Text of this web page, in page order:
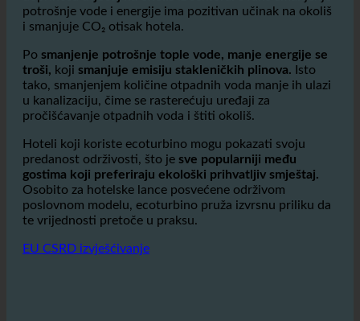
doprinosa utjecaj na okolišiz sektora. Svako smanjenje
potrošnje vode i energije ima pozitivan učinak na okoliš
Posmanjenje potrošnje tople vode, manje energije se
troši,
kojismanjuje emisiju stakleničkih plinova. Isto
tako, smanjenjem količine otpadnih voda manje ih ulazi
u kanalizaciju, čime se rasterećuju uređaji za
Hoteli koji koriste ecoturbino mogu pokazati svoju
predanost održivosti, što jesve popularniji među
gostima koji preferiraju ekološki prihvatljiv smještaj.
Osobito za hotelske lance posvećene održivom
poslovnom modelu, ecoturbino pruža izvrsnu priliku da